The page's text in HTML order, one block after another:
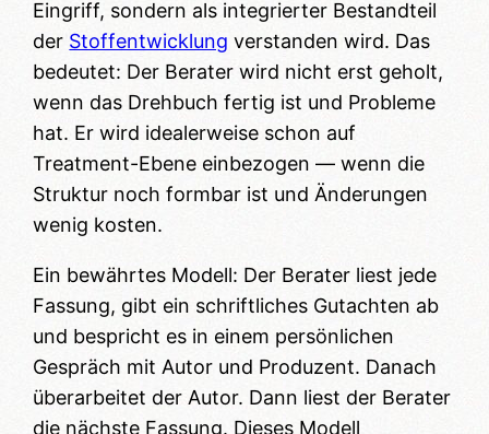
Eingriff, sondern als integrierter Bestandteil
der Stoffentwicklung verstanden wird. Das
bedeutet: Der Berater wird nicht erst geholt,
wenn das Drehbuch fertig ist und Probleme
hat. Er wird idealerweise schon auf
Treatment-Ebene einbezogen — wenn die
Struktur noch formbar ist und Änderungen
wenig kosten.
Ein bewährtes Modell: Der Berater liest jede
Fassung, gibt ein schriftliches Gutachten ab
und bespricht es in einem persönlichen
Gespräch mit Autor und Produzent. Danach
überarbeitet der Autor. Dann liest der Berater
die nächste Fassung. Dieses Modell